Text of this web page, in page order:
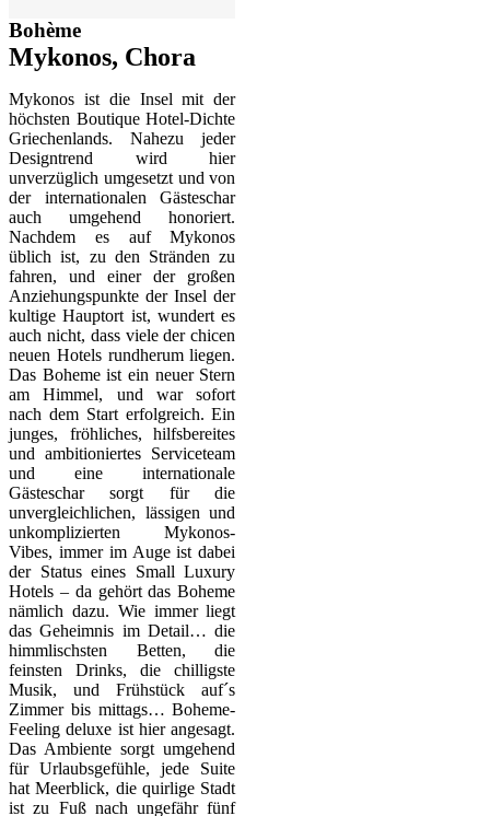
Bohème
Mykonos, Chora
Mykonos ist die Insel mit der
höchsten Boutique Hotel-Dichte
Griechenlands. Nahezu jeder
Designtrend wird hier
unverzüglich umgesetzt und von
der internationalen Gästeschar
auch umgehend honoriert.
Nachdem es auf Mykonos
üblich ist, zu den Stränden zu
fahren, und einer der großen
Anziehungspunkte der Insel der
kultige Hauptort ist, wundert es
auch nicht, dass viele der chicen
neuen Hotels rundherum liegen.
Das Boheme ist ein neuer Stern
am Himmel, und war sofort
nach dem Start erfolgreich. Ein
junges, fröhliches, hilfsbereites
und ambitioniertes Serviceteam
und eine internationale
Gästeschar sorgt für die
unvergleichlichen, lässigen und
unkomplizierten Mykonos-
Vibes, immer im Auge ist dabei
der Status eines Small Luxury
Hotels – da gehört das Boheme
nämlich dazu. Wie immer liegt
das Geheimnis im Detail… die
himmlischsten Betten, die
feinsten Drinks, die chilligste
Musik, und Frühstück auf´s
Zimmer bis mittags… Boheme-
Feeling deluxe ist hier angesagt.
Das Ambiente sorgt umgehend
für Urlaubsgefühle, jede Suite
hat Meerblick, die quirlige Stadt
ist zu Fuß nach ungefähr fünf